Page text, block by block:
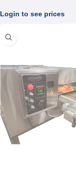
Login to see prices